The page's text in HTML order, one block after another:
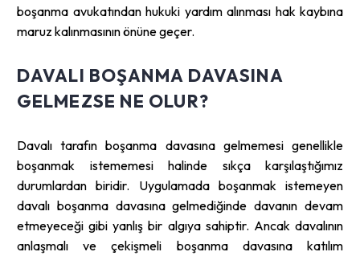
boşanma avukatından hukuki yardım alınması hak kaybına
maruz kalınmasının önüne geçer.
DAVALI BOŞANMA DAVASINA
GELMEZSE NE OLUR?
Davalı tarafın boşanma davasına gelmemesi genellikle
boşanmak istememesi halinde sıkça karşılaştığımız
durumlardan biridir. Uygulamada boşanmak istemeyen
davalı boşanma davasına gelmediğinde davanın devam
etmeyeceği gibi yanlış bir algıya sahiptir. Ancak davalının
anlaşmalı ve çekişmeli boşanma davasına katılım